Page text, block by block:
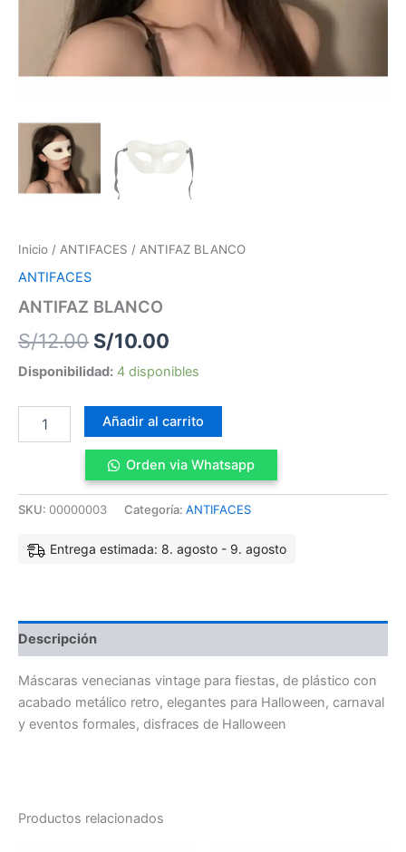
Inicio / ANTIFACES / ANTIFAZ BLANCO
ANTIFACES
ANTIFAZ BLANCO
S/12.00 S/10.00
Disponibilidad: 4 disponibles
Añadir al carrito
Orden via Whatsapp
SKU: 00000003 Categoría: ANTIFACES
Entrega estimada: 8. agosto - 9. agosto
Descripción
Máscaras venecianas vintage para fiestas, de plástico con
acabado metálico retro, elegantes para Halloween, carnaval
y eventos formales, disfraces de Halloween
Productos relacionados